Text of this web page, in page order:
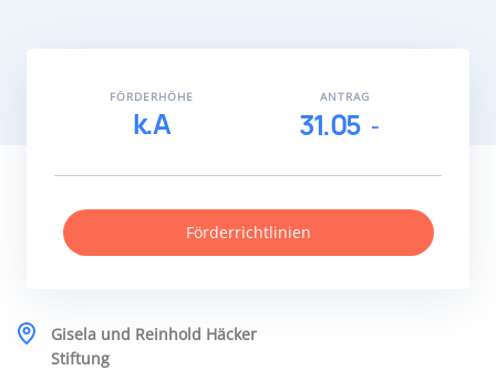
Gisela und Reinhold Häcker
Stiftung
FÖRDERHÖHE
k.A
ANTRAG
31.05
Förderrichtlinien